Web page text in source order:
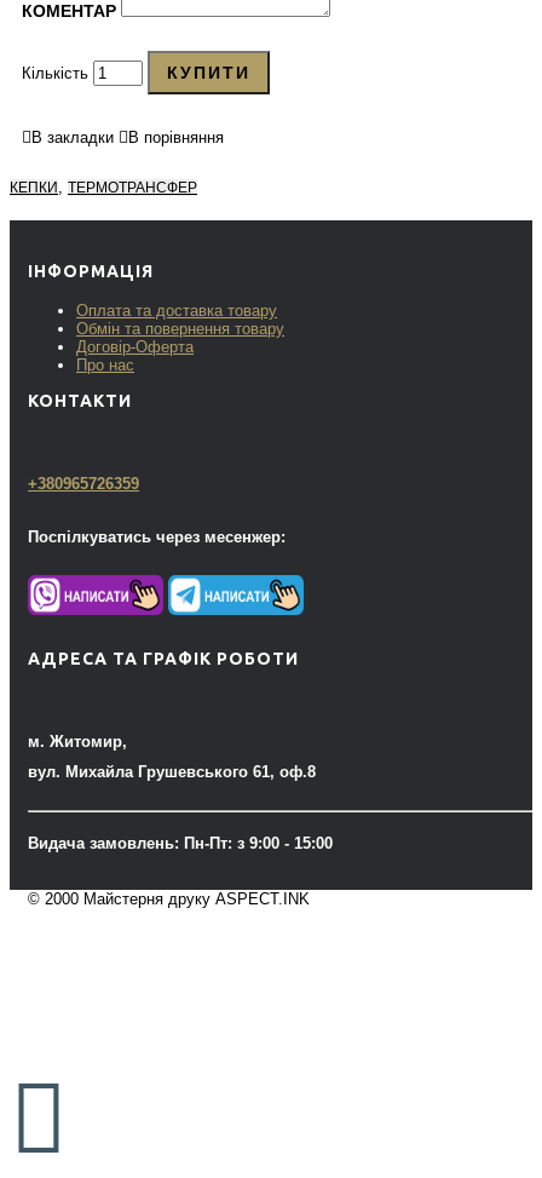
КОМЕНТАР
Кількість КУПИТИ
В закладки В порівняння
КЕПКИ , ТЕРМОТРАНСФЕР
ІНФОРМАЦІЯ
Оплата та доставка товару
Обмін та повернення товару
Договір-Оферта
Про нас
КОНТАКТИ
+380965726359
Поспілкуватись через месенжер:
АДРЕСА ТА ГРАФІК РОБОТИ
м. Житомир,
вул. Михайла Грушевського 61, оф.8
Видача замовлень: Пн-Пт: з 9:00 - 15:00
© 2000 Майстерня друку ASPECT.INK